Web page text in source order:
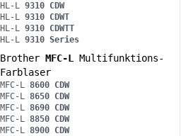
HL-L 9310 CDW
HL-L 9310 CDWT
HL-L 9310 CDWTT
HL-L 9310 Series
Brother MFC-L
Multifunktions-
Farblaser
MFC-L 8600 CDW
MFC-L 8650 CDW
MFC-L 8690 CDW
MFC-L 8850 CDW
MFC-L 8900 CDW